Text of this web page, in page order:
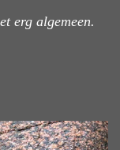
erg algemeen.